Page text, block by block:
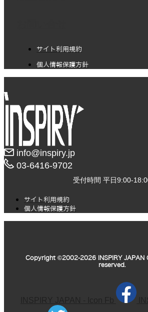
サイト利用規約
個人情報保護方針
info@inspiry.jp
03-6416-9702​
受付時間 平日9:00-
サイト利用規約
個人情報保護方針
Copyright ©2002-2026 INSPIRY JAPAN
reserved.